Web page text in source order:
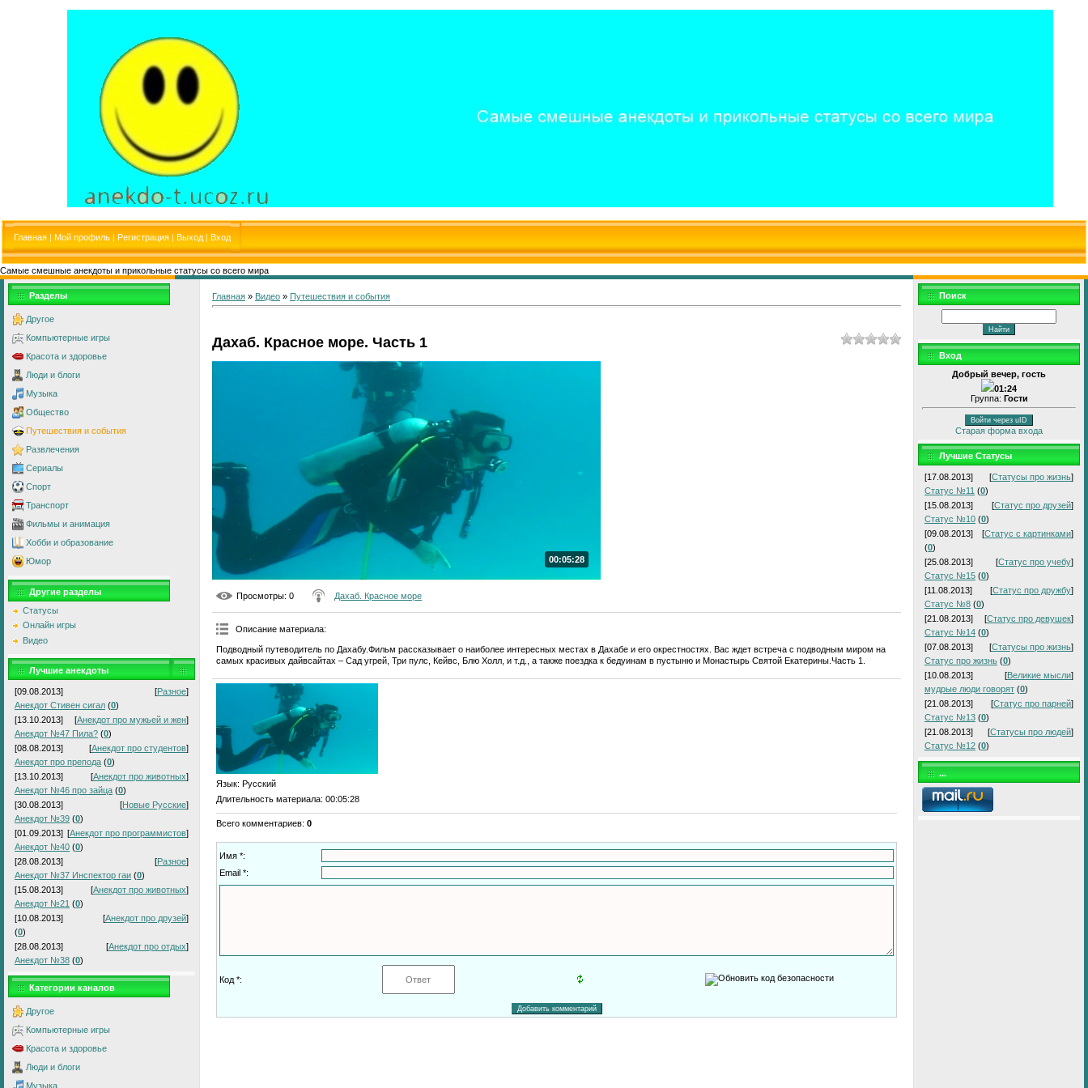
Главная | Мой профиль | Регистрация | Выход | Вход
Самые смешные анекдоты и прикольные статусы со всего мира
Разделы
Другое
Компьютерные игры
Красота и здоровье
Люди и блоги
Музыка
Общество
Путешествия и события
Развлечения
Сериалы
Спорт
Транспорт
Фильмы и анимация
Хобби и образование
Юмор
Другие разделы
Статусы
Онлайн игры
Видео
Лучшие анекдоты
[09.08.2013] [Разное]
Анекдот Стивен сигал (0)
[13.10.2013]
[Анекдот про мужьей и жен]
Анекдот №47 Пила? (0)
[08.08.2013]
[Анекдот про студентов]
Анекдот про препода (0)
[13.10.2013]
[Анекдот про животных]
Анекдот №46 про зайца (0)
[30.08.2013]
[Новые Русские]
Анекдот №39 (0)
[01.09.2013] [Анекдот про программистов]
Анекдот №40 (0)
[28.08.2013]
[Разное]
Анекдот №37 Инспектор гаи (0)
[15.08.2013]
[Анекдот про животных]
Анекдот №21 (0)
[10.08.2013]
[Анекдот про друзей]
(0)
[28.08.2013]
[Анекдот про отдых]
Анекдот №38 (0)
Категории каналов
Другое
Компьютерные игры
Красота и здоровье
Люди и блоги
Музыка
Главная » Видео » Путешествия и события
Дахаб. Красное море. Часть 1
00:05:28
Просмотры: 0 Дахаб. Красное море
Описание материала:
Подводный путеводитель по Дахабу.Фильм рассказывает о наиболее интересных местах в Дахабе и его окрестностях. Вас ждет встреча с подводным миром на
самых красивых дайвсайтах – Сад угрей, Три пулс, Кейвс, Блю Холл, и т.д., а также поездка к бедуинам в пустыню и Монастырь Святой Екатерины.Часть 1.
Язык: Русский
Длительность материала: 00:05:28
Всего комментариев: 0
Имя *:
Email *:
Код *:
Поиск
Вход
Добрый вечер, гость
01:24
Группа: Гости
Войти через uID
Старая форма входа
Лучшие Статусы
[17.08.2013] [Статусы про жизнь]
Статус №11 (0)
[15.08.2013]
[Статус про друзей]
Статус №10 (0)
[09.08.2013]
[Статус с картинками]
(0)
[25.08.2013]
[Статус про учебу]
Статус №15 (0)
[11.08.2013]
[Статус про дружбу]
Статус №8 (0)
[21.08.2013]
[Статус про девушек]
Статус №14 (0)
[07.08.2013]
[Статусы про жизнь]
Статус про жизнь (0)
[10.08.2013]
[Великие мысли]
мудрые люди говорят (0)
[21.08.2013]
[Статус про парней]
Статус №13 (0)
[21.08.2013]
[Статусы про людей]
Статус №12 (0)
...